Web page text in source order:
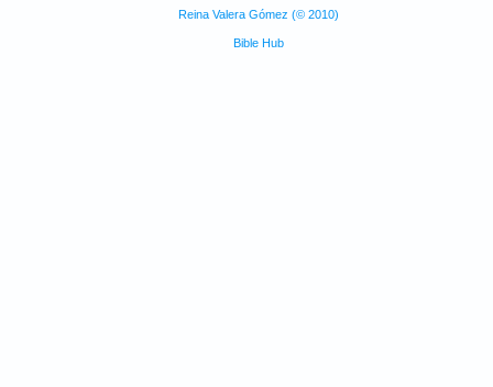
Reina Valera Gómez (© 2010)
Bible Hub